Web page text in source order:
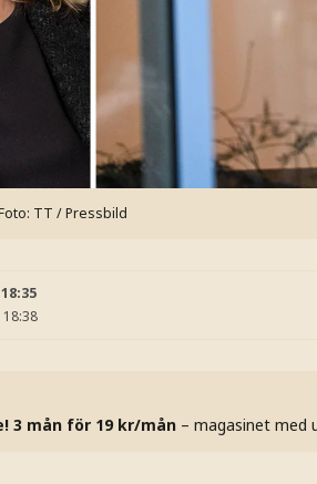
TT / Pressbild
3 mån för 19 kr/mån – magasinet med